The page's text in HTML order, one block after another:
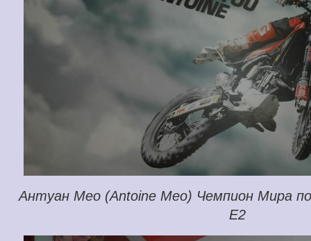
Антуан Мео (Antoine Meo) Чемпион Мира по
Е2